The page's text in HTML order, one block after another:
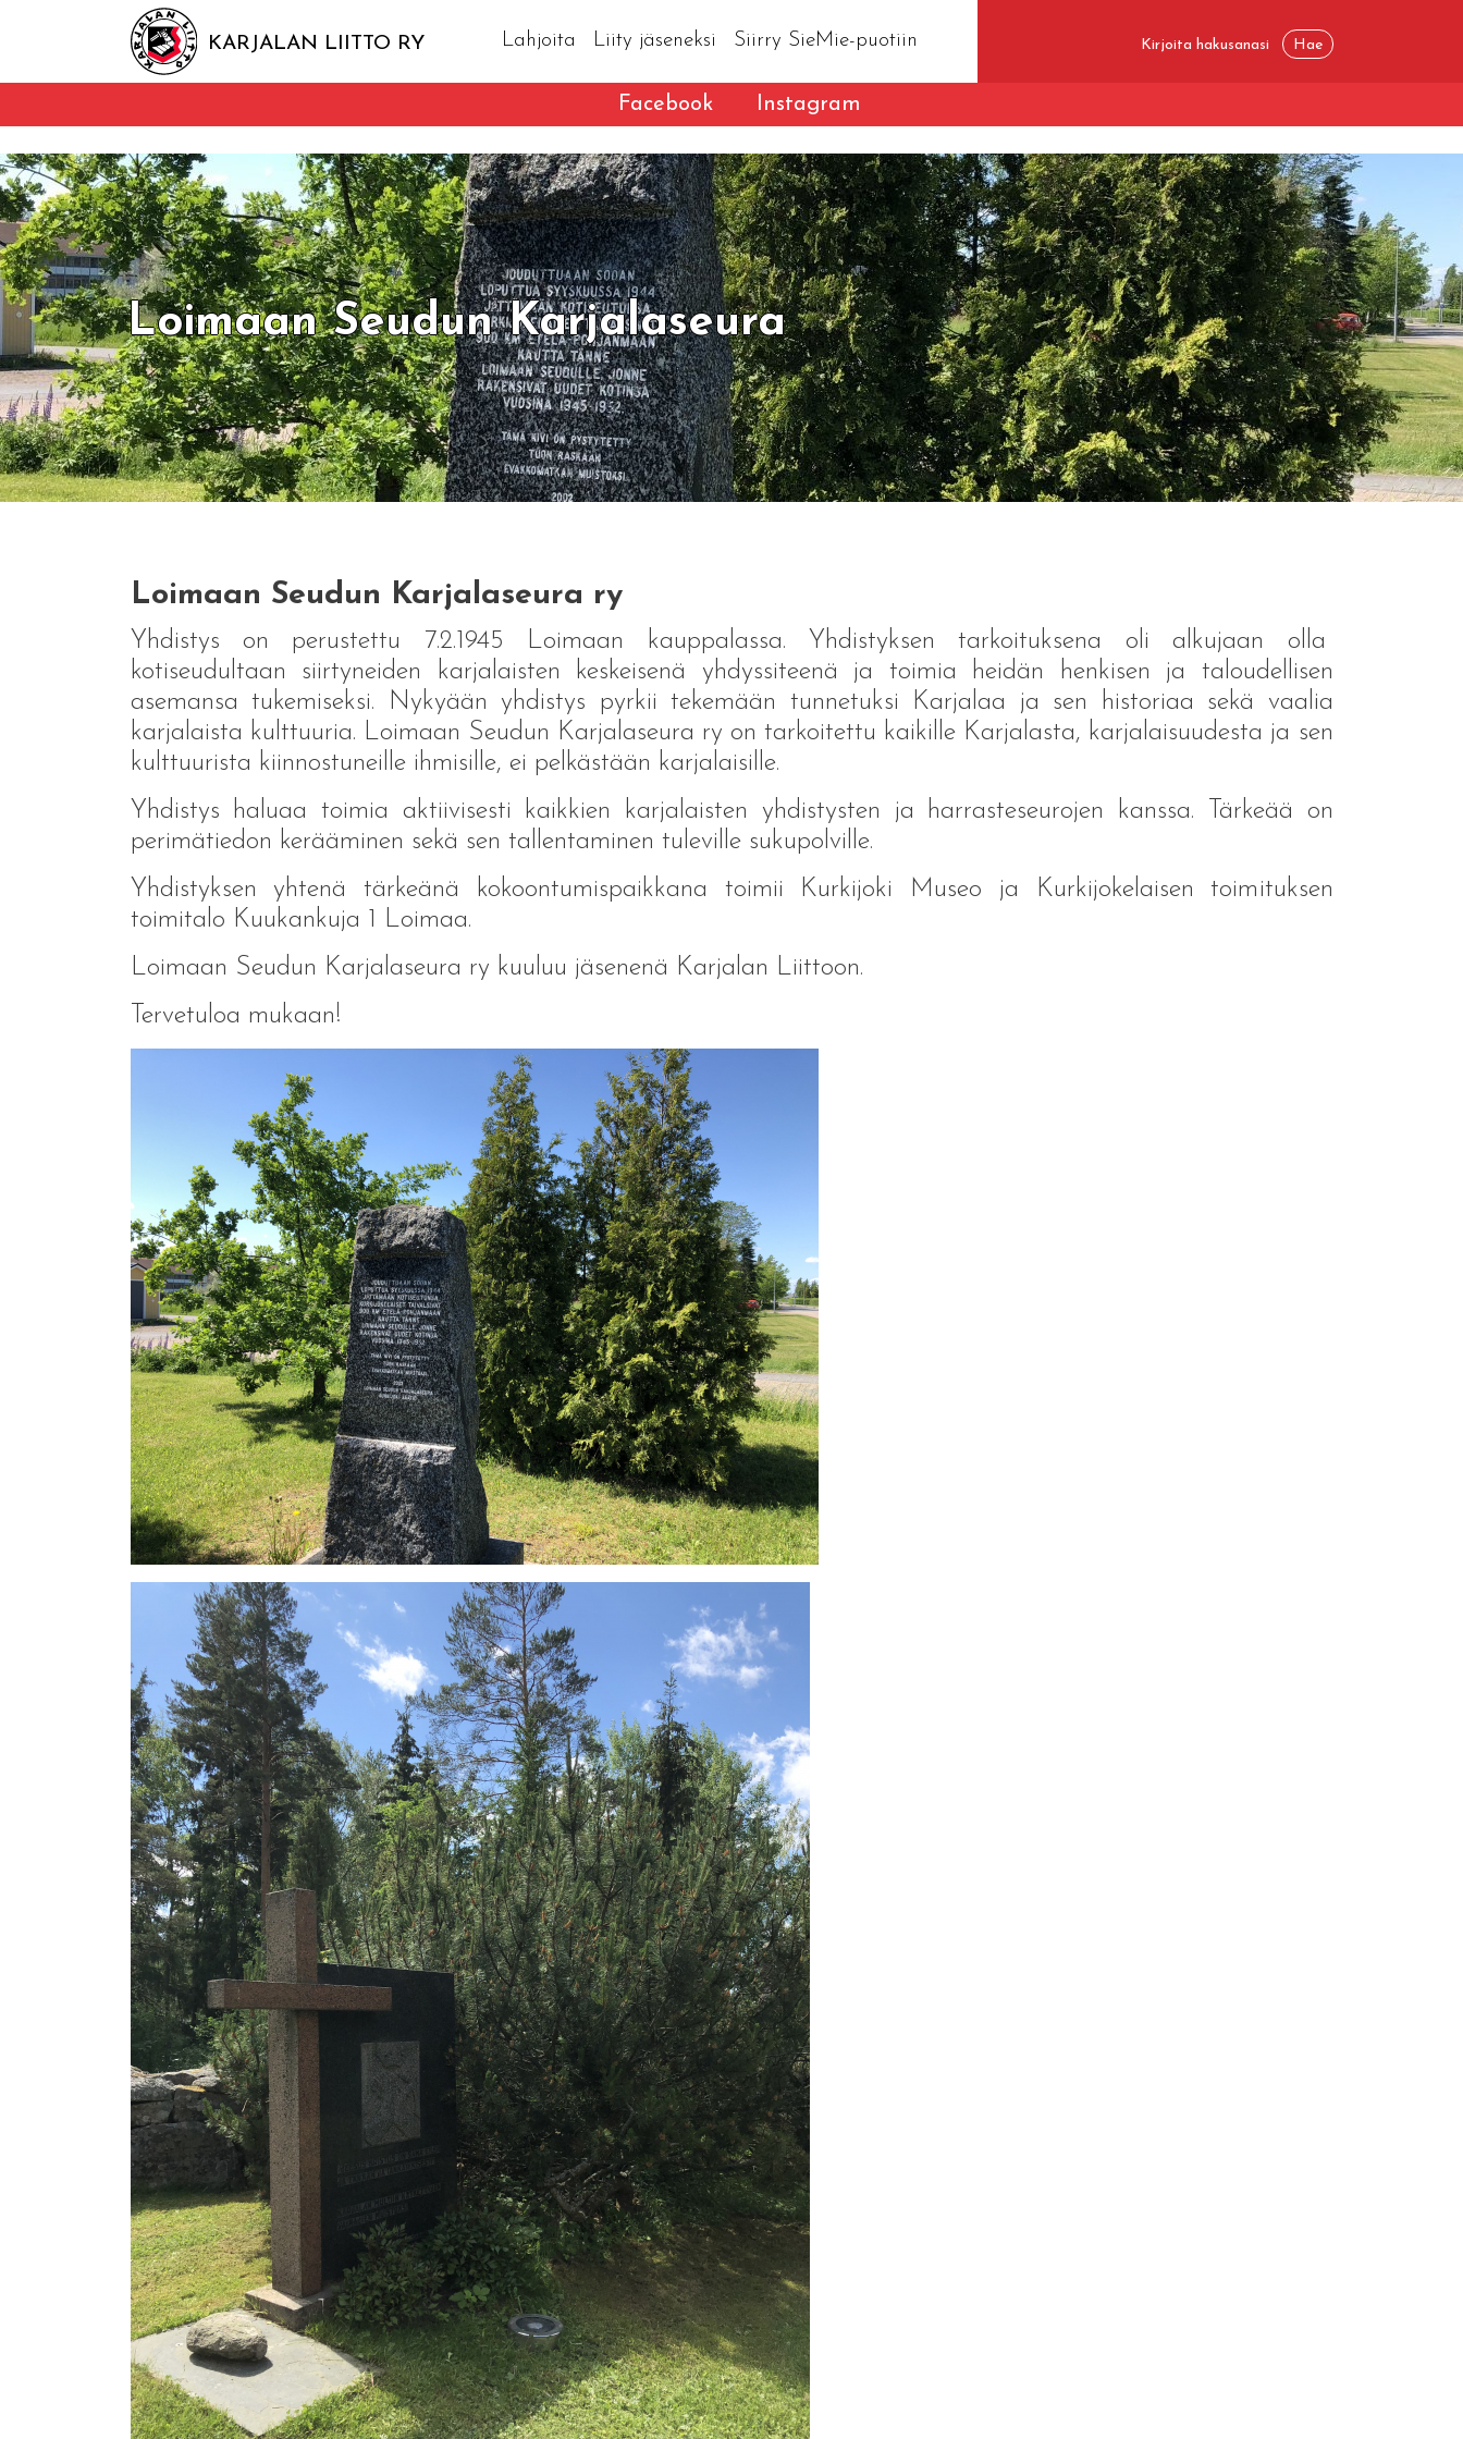
KARJALAN LIITTO RY Lahjoita Liity jäseneksi Siirry SieMie-puotiin
Facebook Instagram
Loimaan Seudun Karjalaseura
Loimaan Seudun Karjalaseura ry
Yhdistys on perustettu 7.2.1945 Loimaan kauppalassa. Yhdistyksen tarkoituksena oli alkujaan olla
kotiseudultaan siirtyneiden karjalaisten keskeisenä yhdyssiteenä ja toimia heidän henkisen ja taloudellisen
asemansa tukemiseksi. Nykyään yhdistys pyrkii tekemään tunnetuksi Karjalaa ja sen historiaa sekä vaalia
karjalaista kulttuuria. Loimaan Seudun Karjalaseura ry on tarkoitettu kaikille Karjalasta, karjalaisuudesta ja sen
kulttuurista kiinnostuneille ihmisille, ei pelkästään karjalaisille.
Yhdistys haluaa toimia aktiivisesti kaikkien karjalaisten yhdistysten ja harrasteseurojen kanssa. Tärkeää on
perimätiedon kerääminen sekä sen tallentaminen tuleville sukupolville.
Yhdistyksen yhtenä tärkeänä kokoontumispaikkana toimii Kurkijoki Museo ja Kurkijokelaisen toimituksen
toimitalo Kuukankuja 1 Loimaa.
Loimaan Seudun Karjalaseura ry kuuluu jäsenenä Karjalan Liittoon.
Tervetuloa mukaan!